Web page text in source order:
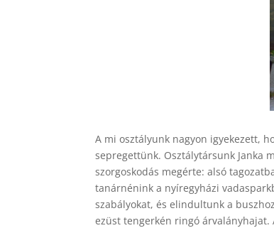
A mi osztályunk nagyon igyekezett,
sepregettünk. Osztálytársunk Janka
szorgoskodás megérte: alsó
tanárnénink a nyíregyházi
szabályokat, és elindultunk a
ezüst tengerkén ringó